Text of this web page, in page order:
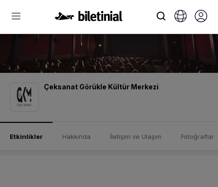
Çeksanat Görükle Kültür Merkezi
Etkinlikler Hakkında İletişim ve Ulaşım Fotoğraflar